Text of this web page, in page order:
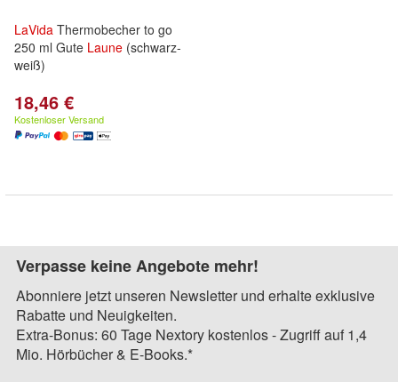
LaVida Thermobecher to go
250 ml Gute Laune (schwarz-
weiß)
18,46 €
Kostenloser Versand
Verpasse keine Angebote mehr!
Abonniere jetzt unseren Newsletter und erhalte exklusive
Rabatte und Neuigkeiten.
Extra-Bonus: 60 Tage Nextory kostenlos - Zugriff auf 1,4
Mio. Hörbücher & E-Books.*